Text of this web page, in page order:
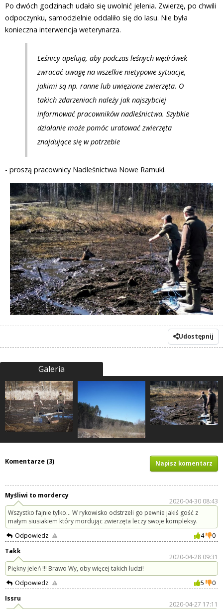
Po dwóch godzinach udało się uwolnić jelenia. Zwierzę, po chwili
odpoczynku, samodzielnie oddaliło się do lasu. Nie była
konieczna interwencja weterynarza.
Leśnicy apelują, aby podczas leśnych wędrówek
zwracać uwagę na wszelkie nietypowe sytuacje,
jakimi są np. ranne lub uwięzione zwierzęta. O
takich zdarzeniach należy jak najszybciej
informować pracowników nadleśnictwa. Szybkie
działanie może pomóc uratować zwierzęta
znajdujące się w potrzebie
- proszą pracownicy Nadleśnictwa Nowe Ramuki.
Udostępnij
Galeria
Komentarze (3) Napisz komentarz
Myśliwi to mordercy
2020-04-30 08:43
Wszystko fajnie tylko... W rykowisko odstrzeli go pewnie jakiś gość z
małym siusiakiem który mordując zwierzęta leczy swoje kompleksy.
Odpowiedz
4
0
Takk
2020-04-28 09:31
Piękny jeleń !!! Brawo Wy, oby więcej takich ludzi!
Odpowiedz
5
0
Issru
2020-04-27 17:11